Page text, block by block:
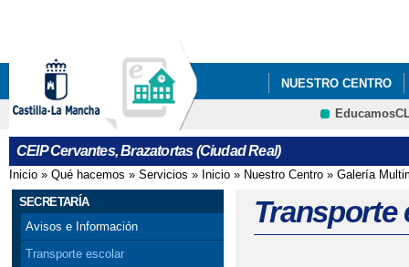
NUESTRO CENTRO
CEIP Cervantes, Brazatortas (Ciudad Real)
Se encuentra usted aquí
Inicio » Qué hacemos » Servicios » Inicio » Nuestro Centro » Galería
SECRETARÍA
Avisos e Información
Transporte escolar
Transporte